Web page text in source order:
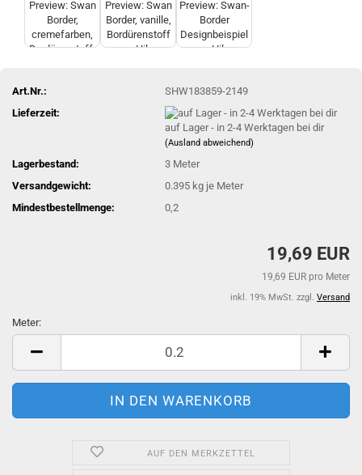
Art.Nr.:
SHW183859-2149
Lieferzeit:
auf Lager - in 2-4 Werktagen bei dir
(Ausland abweichend)
Lagerbestand: 3 Meter
Versandgewicht:
0.395 kg je Meter
Mindestbestellmenge:
0,2
19,69 EUR
19,69 EUR pro Meter
inkl. 19% MwSt. zzgl. Versand
Meter:
Meter
AUF DEN MERKZETTEL